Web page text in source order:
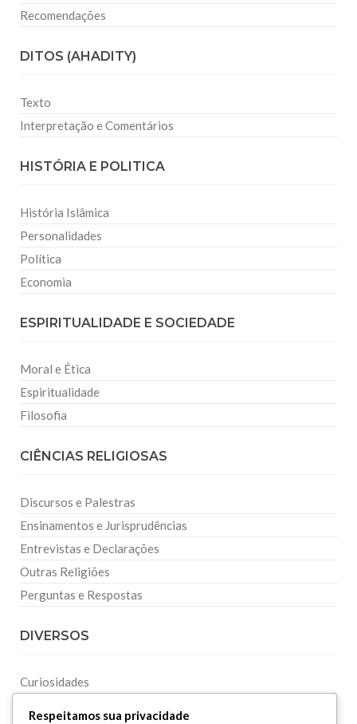
Recomendações
DITOS (AHADITY)
Texto
Interpretação e Comentários
HISTÓRIA E POLITICA
História Islâmica
Personalidades
Política
Economia
ESPIRITUALIDADE E SOCIEDADE
Moral e Ética
Espiritualidade
Filosofia
CIÊNCIAS RELIGIOSAS
Discursos e Palestras
Ensinamentos e Jurisprudências
Entrevistas e Declarações
Outras Religiões
Perguntas e Respostas
DIVERSOS
Curiosidades
Respeitamos sua privacidade